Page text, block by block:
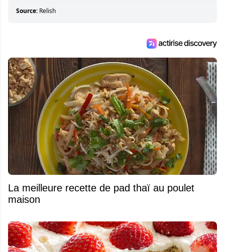
Source: Relish
La meilleure recette de pad thaï au poulet
maison